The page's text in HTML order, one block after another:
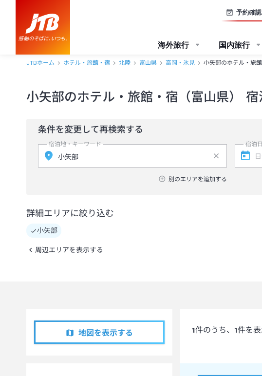
予約確認
海外旅行 国内旅行
JTBホーム ホテル・旅館・宿 北陸 富山県 高岡・氷見 小矢部のホテル・旅
小矢部のホテル・旅館・宿（富山県） 宿
条件を変更して再検索する
宿泊地・キーワード
別のエリアを追加する
宿泊
詳細エリアに絞り込む
小矢部
周辺エリアを表示する
地図を表示する 1件のうち、 1件を